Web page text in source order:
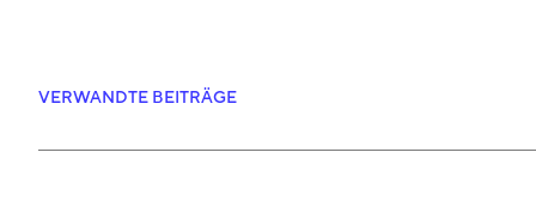
VERWANDTE BEITRÄGE